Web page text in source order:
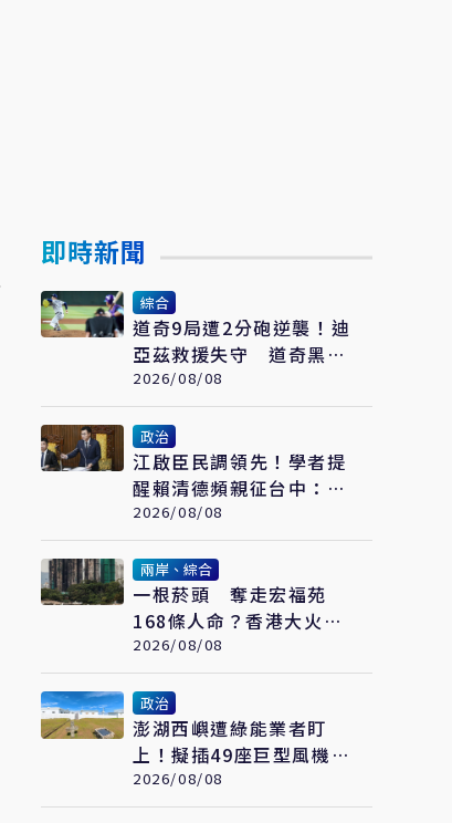
即時新聞
綜合
道奇9局遭2分砲逆襲！迪
亞茲救援失守 道奇黑色
8月痛吞7連敗
2026/08/08
政治
江啟臣民調領先！學者提
醒賴清德頻親征台中：應
先強化「這部分」
2026/08/08
兩岸、綜合
一根菸頭 奪走宏福苑
168條人命？香港大火調
查：一連串失守的防線
2026/08/08
政治
澎湖西嶼遭綠能業者盯
上！擬插49座巨型風機
全鄉抵制、控開發商打消
耗戰
2026/08/08